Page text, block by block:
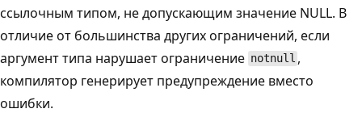
ссылочным типом, не допускающим значение NULL. В
отличие от большинства других ограничений, если
аргумент типа нарушает ограничение notnull ,
компилятор генерирует предупреждение вместо
ошибки.